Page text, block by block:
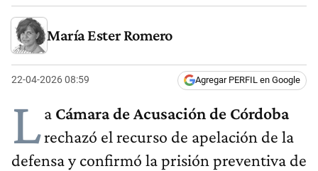
María Ester Romero
22-04-2026 08:59 Agregar PERFIL en Google
La Cámara de Acusación de Córdoba
rechazó el recurso de apelación de la
defensa y confirmó la prisión preventiva de